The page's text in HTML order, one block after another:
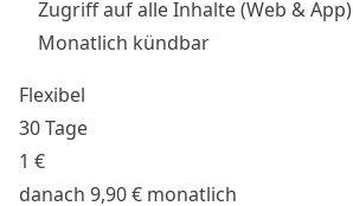
Zugriff auf alle Inhalte (Web & App)
Monatlich kündbar
Flexibel
30 Tage
1 €
danach 9,90 € monatlich